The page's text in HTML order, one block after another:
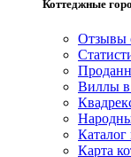
Коттеджные
Отзывы
Виллы в
Каталог
Карта